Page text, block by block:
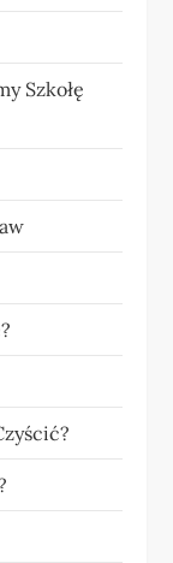
Szkołę